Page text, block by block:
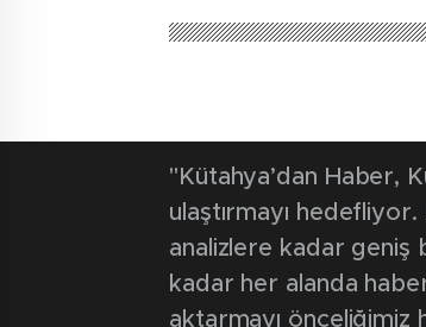
"Kütahya’dan Haber,
ulaştırmayı
analizlere kadar geniş
kadar her alanda
aktarmayı önceliğimiz